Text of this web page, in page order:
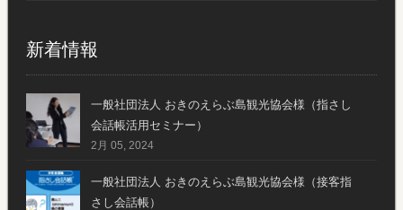
新着情報
一般社団法人 おきのえらぶ島観光協会様（指さし
会話帳活用セミナー）
2月 05, 2024
一般社団法人 おきのえらぶ島観光協会様（接客指
さし会話帳）